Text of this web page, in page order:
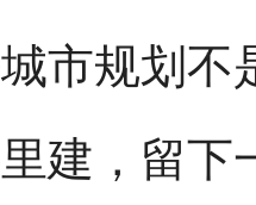
市规划不
建，留